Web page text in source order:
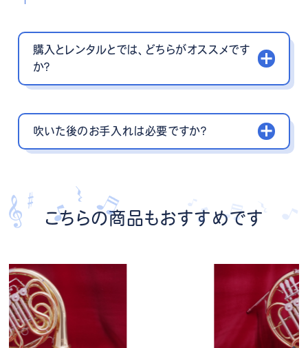
購入とレンタルとでは、どちらがオススメです
か？
吹いた後のお手入れは必要ですか？
こちらの商品もおすすめです